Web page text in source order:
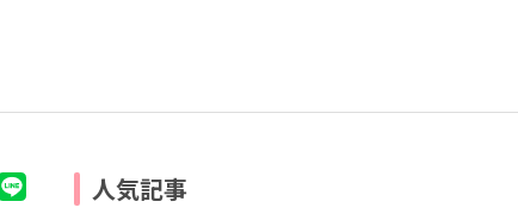
人気記事